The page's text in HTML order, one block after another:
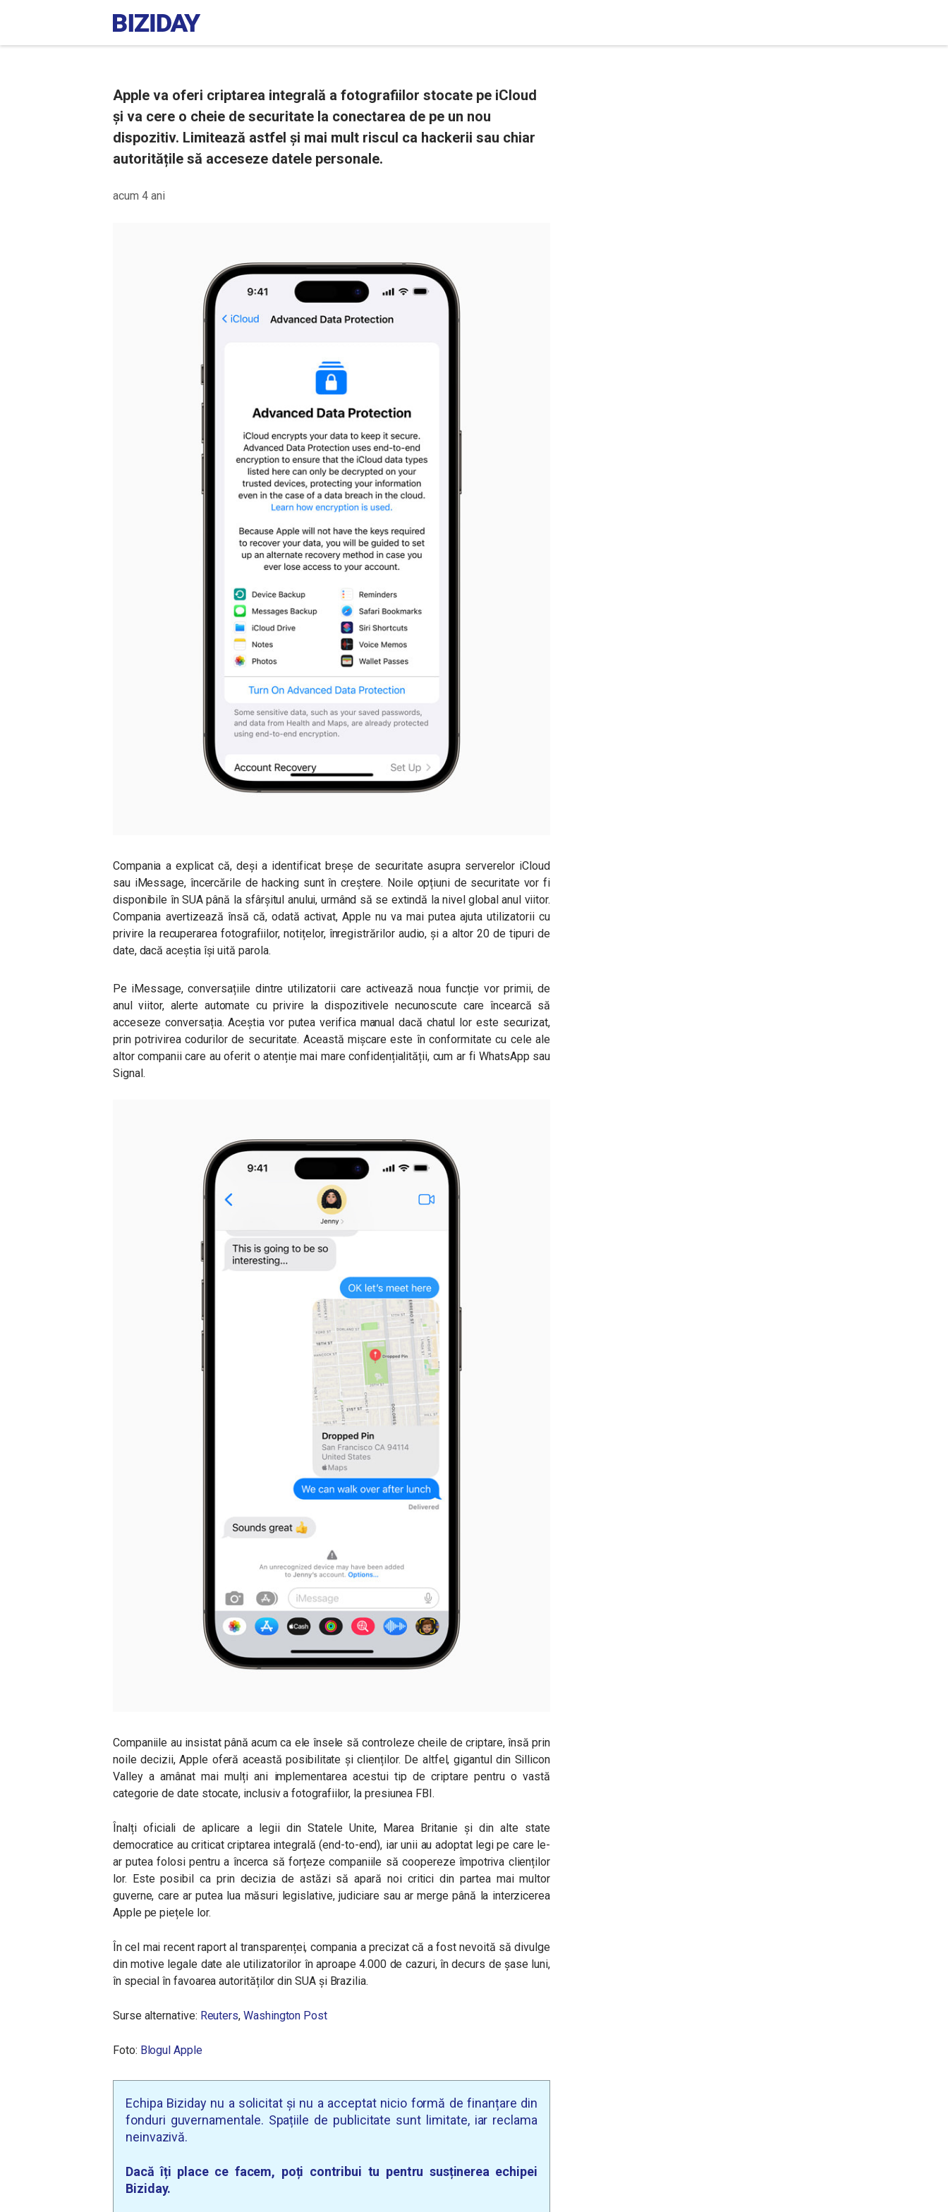
Apple va oferi criptarea integrală a fotografiilor stocate pe iCloud
și va cere o cheie de securitate la conectarea de pe un nou
dispozitiv. Limitează astfel și mai mult riscul ca hackerii sau chiar
autoritățile să acceseze datele personale.
acum 4 ani
Compania a explicat că, deși a identificat breșe de securitate asupra serverelor iCloud
sau iMessage, încercările de hacking sunt în creștere. Noile opțiuni de securitate vor fi
disponibile în SUA până la sfârșitul anului, urmând să se extindă la nivel global anul viitor.
Compania avertizează însă că, odată activat, Apple nu va mai putea ajuta utilizatorii cu
privire la recuperarea fotografiilor, notițelor, înregistrărilor audio, și a altor 20 de tipuri de
date, dacă aceștia își uită parola.
Pe iMessage, conversațiile dintre utilizatorii care activează noua funcție vor primii, de
anul viitor, alerte automate cu privire la dispozitivele necunoscute care încearcă să
acceseze conversația. Aceștia vor putea verifica manual dacă chatul lor este securizat,
prin potrivirea codurilor de securitate. Această mișcare este în conformitate cu cele ale
altor companii care au oferit o atenție mai mare confidențialității, cum ar fi WhatsApp sau
Signal.
Companiile au insistat până acum ca ele însele să controleze cheile de criptare, însă prin
noile decizii, Apple oferă această posibilitate și clienților. De altfel, gigantul din Sillicon
Valley a amânat mai mulți ani implementarea acestui tip de criptare pentru o vastă
categorie de date stocate, inclusiv a fotografiilor, la presiunea FBI.
Înalți oficiali de aplicare a legii din Statele Unite, Marea Britanie și din alte state
democratice au criticat criptarea integrală (end-to-end), iar unii au adoptat legi pe care le-
ar putea folosi pentru a încerca să forțeze companiile să coopereze împotriva clienților
lor. Este posibil ca prin decizia de astăzi să apară noi critici din partea mai multor
guverne, care ar putea lua măsuri legislative, judiciare sau ar merge până la interzicerea
Apple pe piețele lor.
În cel mai recent raport al transparenței, compania a precizat că a fost nevoită să divulge
din motive legale date ale utilizatorilor în aproape 4.000 de cazuri, în decurs de șase luni,
în special în favoarea autorităților din SUA și Brazilia.
Surse alternative: Reuters, Washington Post
Foto: Blogul Apple
Echipa Biziday nu a solicitat și nu a acceptat nicio formă de finanțare din
fonduri guvernamentale. Spațiile de publicitate sunt limitate, iar reclama
neinvazivă.
Dacă îți place ce facem, poți contribui tu pentru susținerea echipei
Biziday.